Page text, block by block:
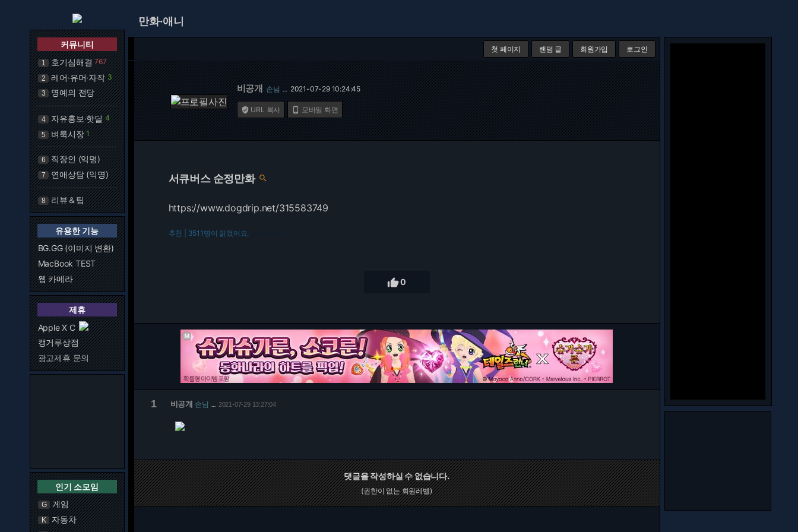
커뮤니티
1 호기심해결 767
2 레어·유머·자작 3
3 명예의 전당
4 자유홍보·핫딜 4
5 벼룩시장 1
6 직장인 (익명)
7 연애상담 (익명)
8 리뷰＆팁
유용한 기능
BG.GG (이미지 변환)
MacBook TEST
웹 카메라
제휴
Apple X C
캥거루상점
광고제휴 문의
인기 소모임
G 게임
K 자동차
만화·애니
첫 페이지 랜덤 글 회원가입 로그인
비공개 손님 … 2021-07-29 10:24:45
 URL 복사  모바일 화면
서큐버스 순정만화 
https://www.dogdrip.net/315583749
추천 | 3511명이 읽었어요.
0
1 비공개 손님 2021-07-29 13:27:04
댓글을 작성하실 수 없습니다.
(권한이 없는 회원레벨)